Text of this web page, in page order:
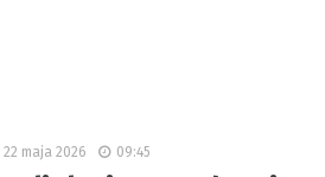
22 maja 2026 09:45